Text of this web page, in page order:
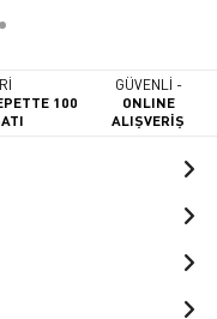
100
GÜVENLİ -
ONLINE
ALIŞVERİŞ